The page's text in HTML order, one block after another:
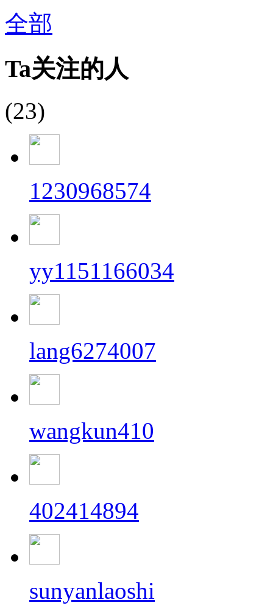
全部
Ta关注的人
(23)
1230968574
yy1151166034
lang6274007
wangkun410
402414894
sunyanlaoshi